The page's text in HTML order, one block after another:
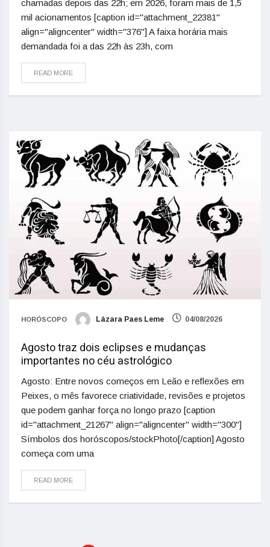
chamadas depois das 22h; em 2026, foram mais de 1,5
mil acionamentos [caption id="attachment_22381"
align="aligncenter" width="376"] A faixa horária mais
demandada foi a das 22h às 23h, com
READ MORE
HORÓSCOPO Lázara Paes Leme 04/08/2026
Agosto traz dois eclipses e mudanças
importantes no céu astrológico
Agosto: Entre novos começos em Leão e reflexões em
Peixes, o mês favorece criatividade, revisões e projetos
que podem ganhar força no longo prazo [caption
id="attachment_21267" align="aligncenter" width="300"]
Símbolos dos horóscopos/stockPhoto[/caption] Agosto
começa com uma
READ MORE